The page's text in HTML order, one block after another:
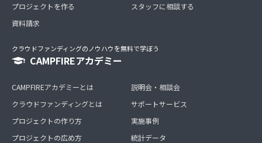
プロジェクトを作る
資料請求
スタッフに相談する
クラウドファンディングのノウハウを無料で学ぼう
CAMPFIREアカデミー
CAMPFIREアカデミーとは
クラウドファンディングとは
プロジェクトの作り方
プロジェクトの広め方
説明会・相談会
サポートサービス
実施事例
統計データ